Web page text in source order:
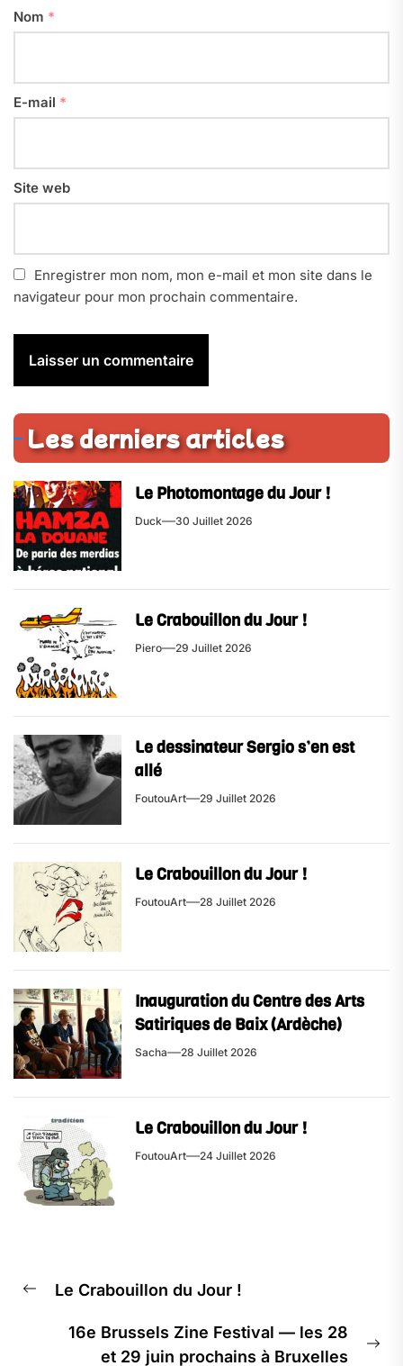
Nom *
E-mail *
Site web
Enregistrer mon nom, mon e-mail et mon site dans le
navigateur pour mon prochain commentaire.
Les derniers articles
Le Photomontage du Jour !
Duck 30 Juillet 2026
Le Crabouillon du Jour !
Piero 29 Juillet 2026
Le dessinateur Sergio s’en est
allé
FoutouArt 29 Juillet 2026
Le Crabouillon du Jour !
FoutouArt 28 Juillet 2026
Inauguration du Centre des Arts
Satiriques de Baix (Ardèche)
Sacha 28 Juillet 2026
Le Crabouillon du Jour !
FoutouArt 24 Juillet 2026
Le Crabouillon du Jour !
16e Brussels Zine Festival — les 28
et 29 juin prochains à Bruxelles